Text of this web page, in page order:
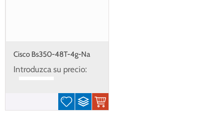
Cisco Bs350-48T-4g-Na
Ge 4x1g Sfp
Introduzca su precio: